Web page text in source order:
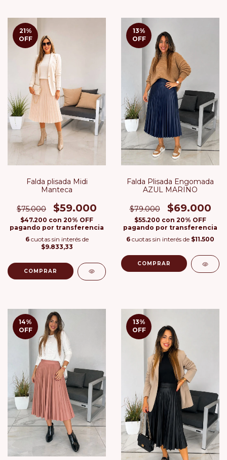
21%
OFF
Falda plisada Midi
Manteca
$75.000 $59.000
$47.200 con 20% OFF
pagando por transferencia
6 cuotas sin interés de
$9.833,33
COMPRAR
13%
OFF
Falda Plisada Engomada
AZUL MARINO
$79.000 $69.000
$55.200 con 20% OFF
pagando por transferencia
6 cuotas sin interés de $11.500
COMPRAR
14%
OFF
13%
OFF